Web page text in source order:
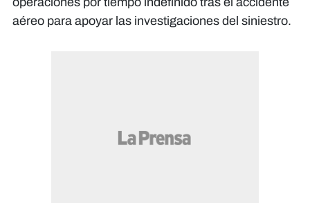
aéreo para apoyar las investigaciones del siniestro.